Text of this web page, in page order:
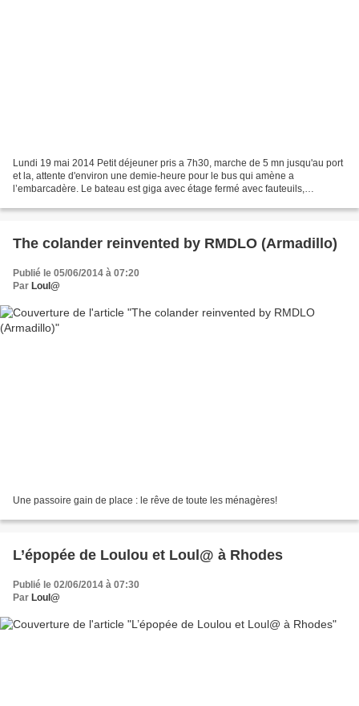
Lundi 19 mai 2014 Petit déjeuner pris a 7h30, marche de 5 mn jusqu'au port
et la, attente d'environ une demie-heure pour le bus qui amène a
l’embarcadère. Le bateau est giga avec étage fermé avec fauteuils,
The colander reinvented by RMDLO (Armadillo)
Publié le 05/06/2014 à 07:20
Par Loul@
Une passoire gain de place : le rêve de toute les ménagères!
L’épopée de Loulou et Loul@ à Rhodes
Publié le 02/06/2014 à 07:30
Par Loul@